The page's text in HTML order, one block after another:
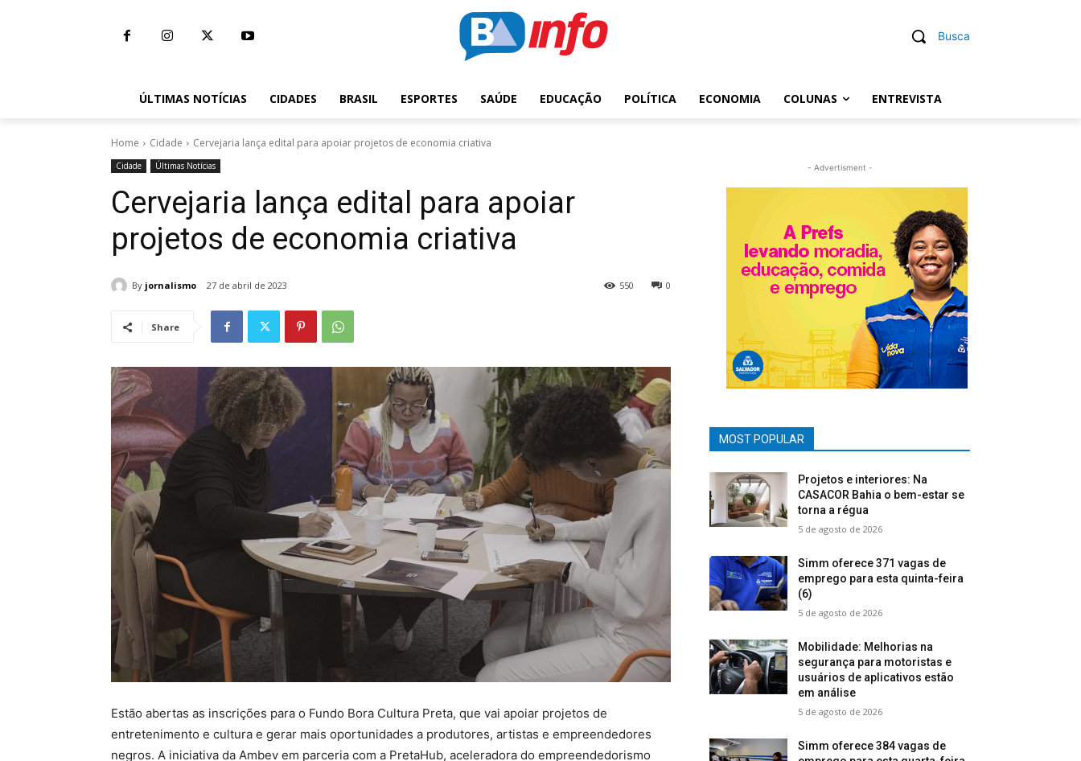
Busca
ÚLTIMAS NOTÍCIAS CIDADES BRASIL ESPORTES SAÚDE EDUCAÇÃO POLÍTICA ECONOMIA COLUNAS ENTREVISTA
Home Cidade Cervejaria lança edital para apoiar projetos de economia criativa
Cidade Últimas Notícias
Cervejaria lança edital para apoiar
projetos de economia criativa
By jornalismo 27 de abril de 2023 0
550
Share
Estão abertas as inscrições para o Fundo Bora Cultura Preta, que vai apoiar projetos de
entretenimento e cultura e gerar mais oportunidades a produtores, artistas e empreendedores
negros. A iniciativa da Ambev em parceria com a PretaHub, aceleradora do empreendedorismo
- Advertisment -
MOST POPULAR
Projetos e interiores: Na
CASACOR Bahia o bem-estar se
torna a régua
5 de agosto de 2026
Simm oferece 371 vagas de
emprego para esta quinta-feira
(6)
5 de agosto de 2026
Mobilidade: Melhorias na
segurança para motoristas e
usuários de aplicativos estão
em análise
5 de agosto de 2026
Simm oferece 384 vagas de